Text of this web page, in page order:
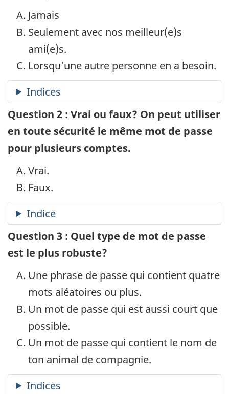
Jamais
Seulement avec nos meilleur(e)s
ami(e)s.
Lorsqu’une autre personne en a besoin.
Question 2 : Vrai ou faux? On peut utiliser
en toute sécurité le même mot de passe
pour plusieurs comptes.
Vrai.
Faux.
Question 3 : Quel type de mot de passe
est le plus robuste?
Une phrase de passe qui contient quatre
mots aléatoires ou plus.
Un mot de passe qui est aussi court que
possible.
Un mot de passe qui contient le nom de
ton animal de compagnie.